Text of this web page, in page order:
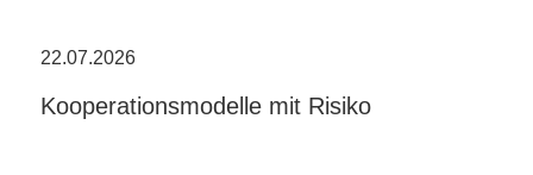
22.07.2026
Kooperationsmodelle mit Risiko